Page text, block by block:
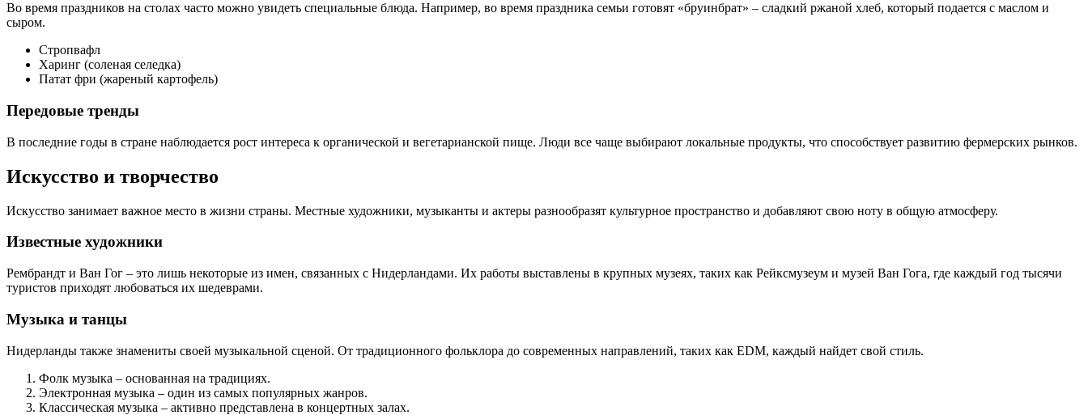
Во время праздников на столах часто можно увидеть специальные блюда. Например, во время праздника семьи готовят «бруинбрат» – сладкий ржаной хлеб, который подается с маслом и
сыром.
Стропвафл
Харинг (соленая селедка)
Патат фри (жареный картофель)
Передовые тренды
В последние годы в стране наблюдается рост интереса к органической и вегетарианской пище. Люди все чаще выбирают локальные продукты, что способствует развитию фермерских рынков.
Искусство и творчество
Искусство занимает важное место в жизни страны. Местные художники, музыканты и актеры разнообразят культурное пространство и добавляют свою ноту в общую атмосферу.
Известные художники
Рембрандт и Ван Гог – это лишь некоторые из имен, связанных с Нидерландами. Их работы выставлены в крупных музеях, таких как Рейксмузеум и музей Ван Гога, где каждый год тысячи
туристов приходят любоваться их шедеврами.
Музыка и танцы
Нидерланды также знамениты своей музыкальной сценой. От традиционного фольклора до современных направлений, таких как EDM, каждый найдет свой стиль.
Фолк музыка – основанная на традициях.
Электронная музыка – один из самых популярных жанров.
Классическая музыка – активно представлена в концертных залах.